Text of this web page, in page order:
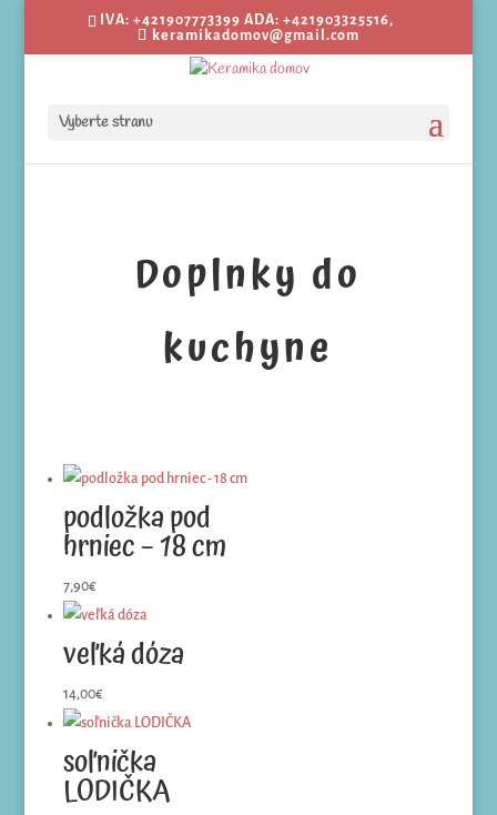
IVA: +421907773399 ADA: +421903325516,
keramikadomov@gmail.com
Vyberte stranu
Doplnky do
kuchyne
podložka pod
hrniec – 18 cm
7,90€
veľká dóza
14,00€
soľnička
LODIČKA